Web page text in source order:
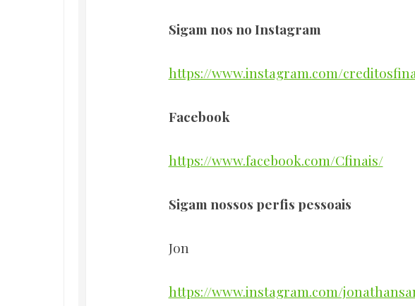
Sigam nos no Instagram
https://www.instagram.com/
Facebook
https://www.facebook.com/Cfinais/
Sigam nossos perfis pessoais
Jon
https://www.instagram.com/